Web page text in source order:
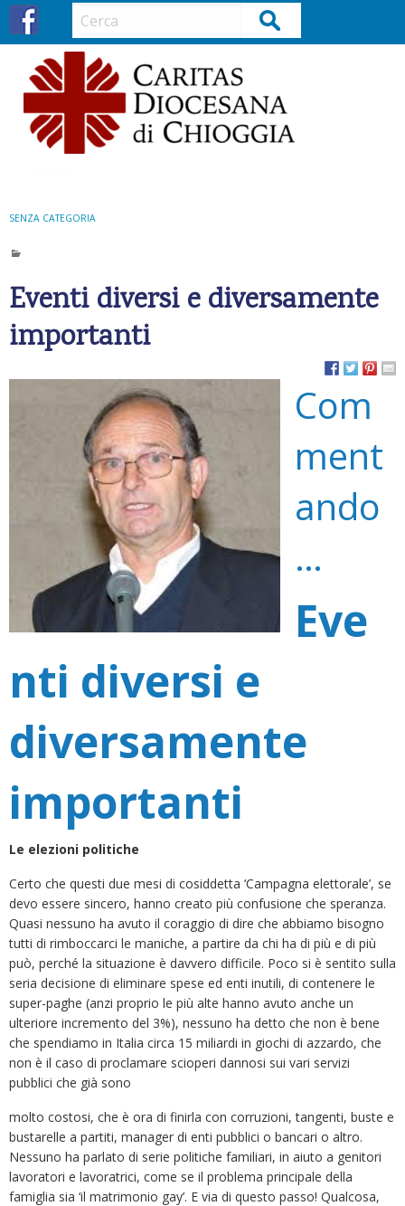
Cerca
SENZA CATEGORIA
Eventi diversi e diversamente
importanti
Com
ment
ando
…
Eve
nti diversi e
diversamente
importanti
Le elezioni politiche
Certo che questi due mesi di cosiddetta ‘Campagna elettorale’, se
devo essere sincero, hanno creato più confusione che speranza.
Quasi nessuno ha avuto il coraggio di dire che abbiamo bisogno
tutti di rimboccarci le maniche, a partire da chi ha di più e di più
può, perché la situazione è davvero difficile. Poco si è sentito sulla
seria decisione di eliminare spese ed enti inutili, di contenere le
super-paghe (anzi proprio le più alte hanno avuto anche un
ulteriore incremento del 3%), nessuno ha detto che non è bene
che spendiamo in Italia circa 15 miliardi in giochi di azzardo, che
non è il caso di proclamare scioperi dannosi sui vari servizi
pubblici che già sono
molto costosi, che è ora di finirla con corruzioni, tangenti, buste e
bustarelle a partiti, manager di enti pubblici o bancari o altro.
Nessuno ha parlato di serie politiche familiari, in aiuto a genitori
lavoratori e lavoratrici, come se il problema principale della
famiglia sia ‘il matrimonio gay’. E via di questo passo! Qualcosa,